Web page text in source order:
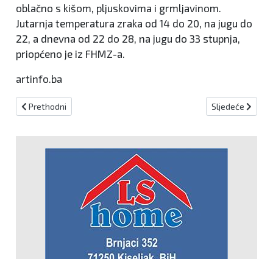
oblačno s kišom, pljuskovima i grmljavinom.
Jutarnja temperatura zraka od 14 do 20, na jugu do
22, a dnevna od 22 do 28, na jugu do 33 stupnja,
priopćeno je iz FHMZ-a.
artinfo.ba
Prethodni članak: Mesnica Šišović : Nova vikend akcija!
Prethodni Sljedeći
Sljedeće